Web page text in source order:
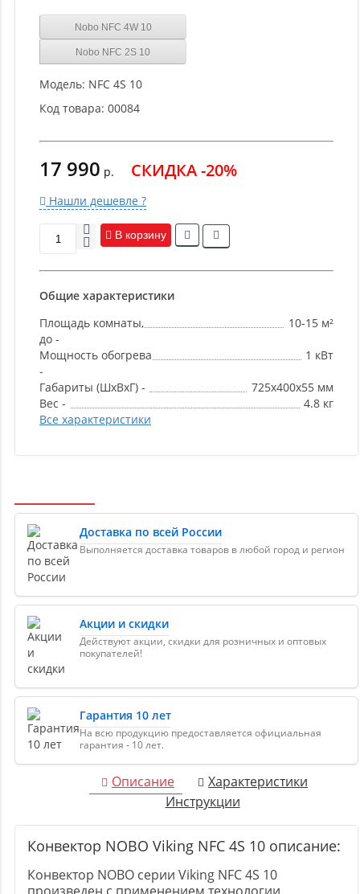
Nobo NFC 4W 10
Nobo NFC 2S 10
Модель: NFC 4S 10
Код товара: 00084
17 990 р. СКИДКА -20%
Нашли дешевле ?
В корзину
Общие характеристики
Площадь комнаты,
до -
10-15 м²
Мощность обогрева
-
1 кВт
Габариты (ШxВxГ) -
725x400x55 мм
Вес -
4.8 кг
Все характеристики
Доставка по всей России
Выполняется доставка товаров в любой город и регион
Акции и скидки
Действуют акции, скидки для розничных и оптовых
покупателей!
Гарантия 10 лет
На всю продукцию предоставляется официальная
гарантия - 10 лет.
Описание
Характеристики
Инструкции
Конвектор NOBO Viking NFC 4S 10 описание:
Конвектор NOBO серии Viking NFC 4S 10